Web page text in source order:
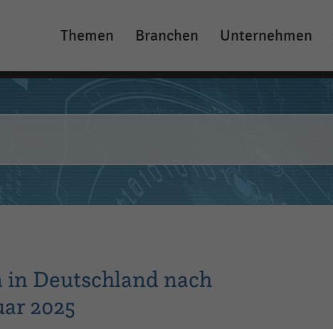
Main
navigation
Themen Branchen Unternehmen
in Deutschland nach
2025